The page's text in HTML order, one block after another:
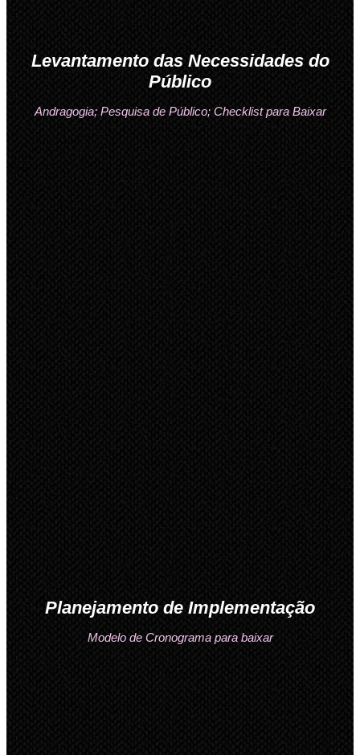
Levantamento das Necessidades do
Público
Andragogia; Pesquisa de Público; Checklist para Baixar
Planejamento de Implementação
Modelo de Cronograma para baixar